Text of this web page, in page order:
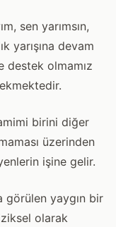
sen yarımsın,
yarışına devam
destek olmamız
birini diğer
üzerinden
işine gelir.
yaygın bir
olarak